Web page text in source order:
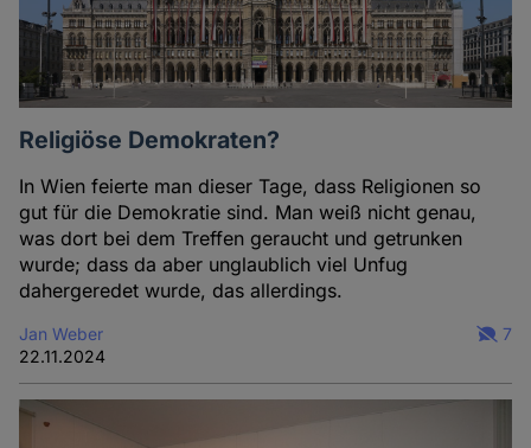
Religiöse Demokraten?
In Wien feierte man dieser Tage, dass Religionen so
gut für die Demokratie sind. Man weiß nicht genau,
was dort bei dem Treffen geraucht und getrunken
wurde; dass da aber unglaublich viel Unfug
dahergeredet wurde, das allerdings.
Jan Weber
22.11.2024
7